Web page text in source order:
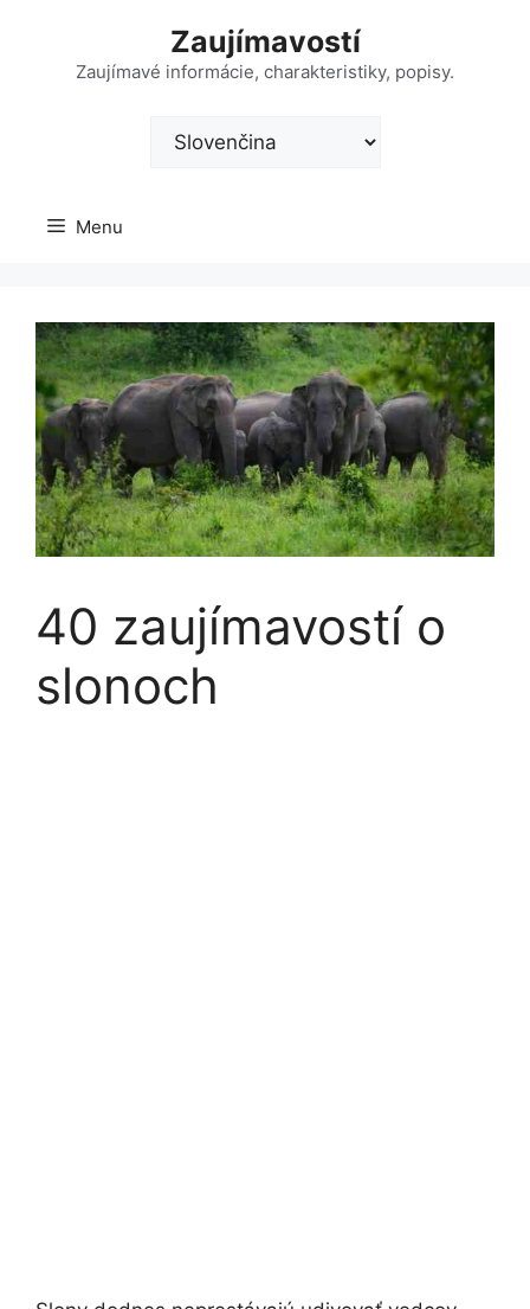
Zaujímavostí
Zaujímavé informácie, charakteristiky, popisy.
Vyberte
jazyk
Menu
40 zaujímavostí o
slonoch